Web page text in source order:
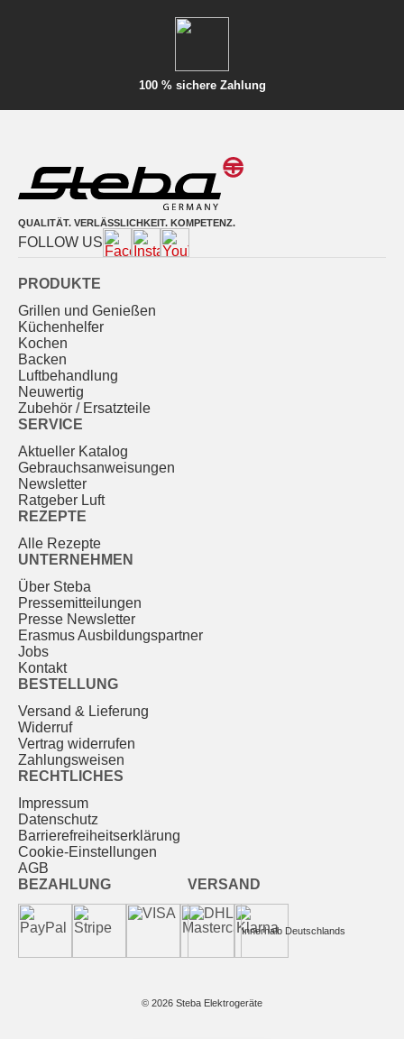
100 % sichere Zahlung
QUALITÄT. VERLÄSSLICHKEIT. KOMPETENZ.
FOLLOW US
PRODUKTE
Grillen und Genießen
Küchenhelfer
Kochen
Backen
Luftbehandlung
Neuwertig
Zubehör / Ersatzteile
SERVICE
Aktueller Katalog
Gebrauchs­anweisungen
Newsletter
Ratgeber Luft
REZEPTE
Alle Rezepte
UNTERNEHMEN
Über Steba
Pressemitteilungen
Presse Newsletter
Erasmus Ausbildungspartner
Jobs
Kontakt
BESTELLUNG
Versand & Lieferung
Widerruf
Vertrag widerrufen
Zahlungsweisen
RECHTLICHES
Impressum
Datenschutz
Barrierefreiheitserklärung
Cookie-Einstellungen
AGB
BEZAHLUNG
VERSAND
Innerhalb Deutschlands
© 2026 Steba Elektrogeräte